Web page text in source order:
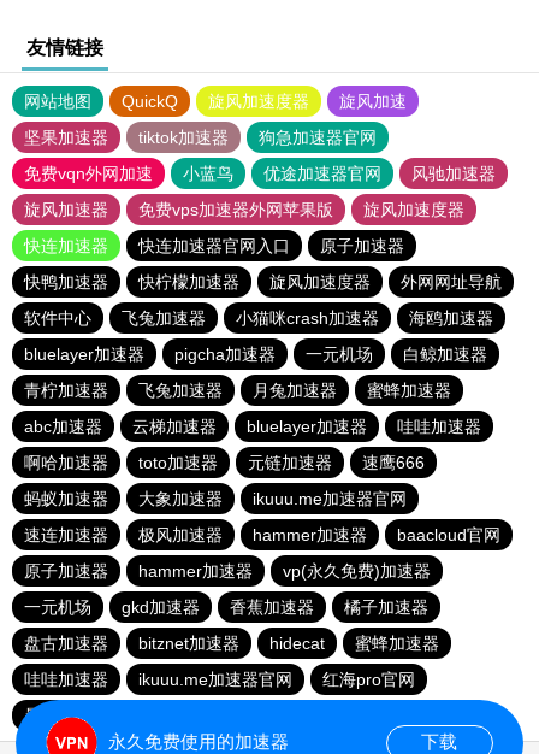
友情链接
网站地图 QuickQ 旋风加速度器
旋风加速
坚果加速器
tiktok加速器
狗急加速器官网
免费vqn外网加速
小蓝鸟 优途加速器官网
风驰加速器
旋风加速器
免费vps加速器外网苹果版
旋风加速度器
快连加速器
快连加速器官网入口
原子加速器
快鸭加速器
快柠檬加速器 旋风加速度器
外网网址导航
软件中心
飞兔加速器 小猫咪crash加速器
海鸥加速器
bluelayer加速器
pigcha加速器 一元机场
白鲸加速器
青柠加速器
飞兔加速器 月兔加速器
蜜蜂加速器
abc加速器
云梯加速器 bluelayer加速器
哇哇加速器
啊哈加速器
toto加速器 元链加速器
速鹰666
蚂蚁加速器
大象加速器
ikuuu.me加速器官网
速连加速器
极风加速器 hammer加速器
baacloud官网
原子加速器
hammer加速器
vp(永久免费)加速器
一元机场
gkd加速器 香蕉加速器
橘子加速器
盘古加速器
bitznet加速器 hidecat
蜜蜂加速器
哇哇加速器
ikuuu.me加速器官网
红海pro官网
暴雪加速器
永久免费使用的加速器 下载